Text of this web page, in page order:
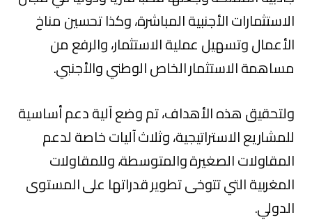
الاستثمارات الأجنبية المباشرة، وكذا تحسين مناخ
الأعمال وتسهيل عملية الاستثمار، والرفع من
مساهمة الاستثمار الخاص الوطني والأجنبي.
ولتحقيق هذه الأهداف، تم وضع آلية دعم أساسية
للمشاريع الاستراتيجية، وثلاث آليات خاصة لدعم
المقاولات الصغيرة والمتوسطة، وللمقاولات
المغربية التي تتوخى تطوير قدراتها على المستوى
الدولي.